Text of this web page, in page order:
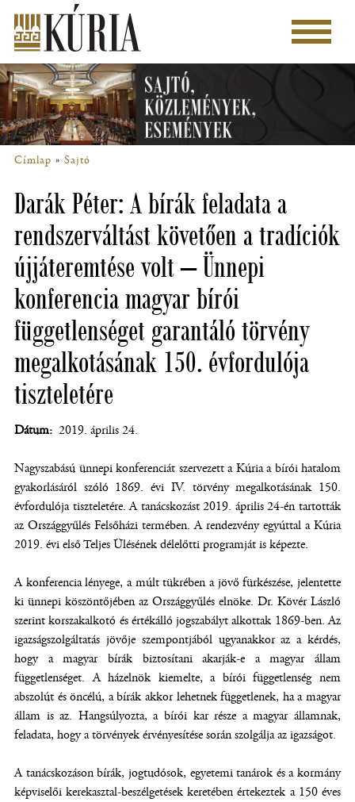
tartalomra
Főmenü
Címlap Sajtó
Darák Péter: A bírák feladata a
rendszerváltást követően a tradíciók
újjáteremtése volt – Ünnepi
konferencia magyar bírói
függetlenséget garantáló törvény
megalkotásának 150. évfordulója
tiszteletére
Dátum 2019. április 24.
Nagyszabású ünnepi konferenciát szervezett a Kúria a bírói hatalom
gyakorlásáról szóló 1869. évi IV. törvény megalkotásának 150.
évfordulója tiszteletére. A tanácskozást 2019. április 24-én tartották
az Országgyűlés Felsőházi termében. A rendezvény egyúttal a Kúria
2019. évi első Teljes Ülésének délelőtti programját is képezte.
A konferencia lényege, a múlt tükrében a jövő fürkészése, jelentette
ki ünnepi köszöntőjében az Országgyűlés elnöke. Dr. Kövér László
szerint korszakalkotó és értékálló jogszabályt alkottak 1869-ben. Az
igazságszolgáltatás jövője szempontjából ugyanakkor az a kérdés,
hogy a magyar bírák biztosítani akarják-e a magyar állam
függetlenséget. A házelnök kiemelte, a bírói függetlenség nem
abszolút és öncélú, a bírák akkor lehetnek függetlenek, ha a magyar
állam is az. Hangsúlyozta, a bírói kar része a magyar államnak,
feladata, hogy a törvények érvényesítése során szolgálja az igazságot.
A tanácskozáson bírák, jogtudósok, egyetemi tanárok és a kormány
képviselői kerekasztal-beszélgetések keretében értekeztek a 150 éves